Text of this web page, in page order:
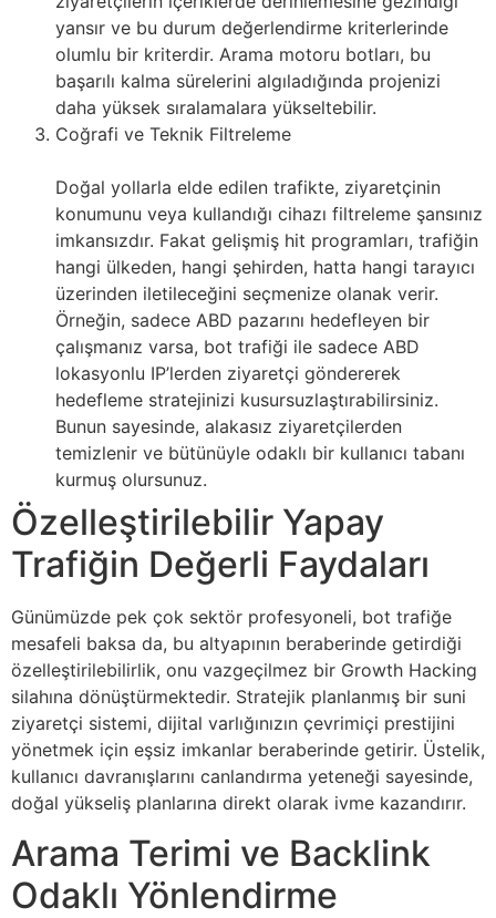
yansır ve bu durum değerlendirme kriterlerinde
olumlu bir kriterdir. Arama motoru botları, bu
başarılı kalma sürelerini algıladığında projenizi
daha yüksek sıralamalara yükseltebilir.
Coğrafi ve Teknik Filtreleme
Doğal yollarla elde edilen trafikte, ziyaretçinin
konumunu veya kullandığı cihazı filtreleme şansınız
imkansızdır. Fakat gelişmiş hit programları, trafiğin
hangi ülkeden, hangi şehirden, hatta hangi tarayıcı
üzerinden iletileceğini seçmenize olanak verir.
Örneğin, sadece ABD pazarını hedefleyen bir
çalışmanız varsa, bot trafiği ile sadece ABD
lokasyonlu IP’lerden ziyaretçi göndererek
hedefleme stratejinizi kusursuzlaştırabilirsiniz.
Bunun sayesinde, alakasız ziyaretçilerden
temizlenir ve bütünüyle odaklı bir kullanıcı tabanı
kurmuş olursunuz.
Özelleştirilebilir Yapay
Trafiğin Değerli Faydaları
Günümüzde pek çok sektör profesyoneli, bot trafiğe
mesafeli baksa da, bu altyapının beraberinde getirdiği
özelleştirilebilirlik, onu vazgeçilmez bir Growth Hacking
silahına dönüştürmektedir. Stratejik planlanmış bir suni
ziyaretçi sistemi, dijital varlığınızın çevrimiçi prestijini
yönetmek için eşsiz imkanlar beraberinde getirir. Üstelik,
kullanıcı davranışlarını canlandırma yeteneği sayesinde,
doğal yükseliş planlarına direkt olarak ivme kazandırır.
Arama Terimi ve Backlink
Odaklı Yönlendirme